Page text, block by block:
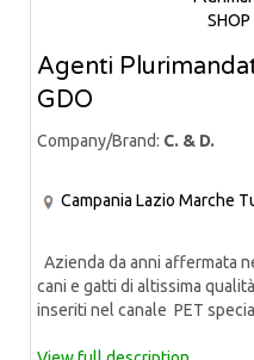
Agenti
GDO
Company/Brand: C. & D.
Campania Lazio Marche
Azienda da anni affermata
cani e gatti di altissima
inseriti nel canale PET